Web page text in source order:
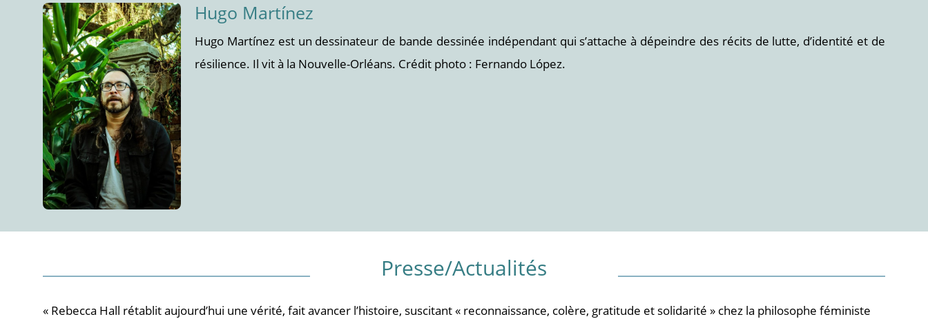
Hugo Martínez
Hugo Martínez est un dessinateur de bande dessinée indépendant qui s’attache à dépeindre des récits de lutte, d’identité et de
résilience. Il vit à la Nouvelle-Orléans. Crédit photo : Fernando López.
Presse/Actualités
« Rebecca Hall rétablit aujourd’hui une vérité, fait avancer l’histoire, suscitant « reconnaissance, colère, gratitude et solidarité » chez la philosophe féministe